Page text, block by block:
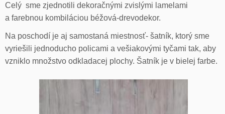
Celý sme zjednotili dekoračnými zvislými lamelami
a farebnou kombiláciou béžová-drevodekor.
Na poschodí je aj samostaná miestnosť- šatník, ktorý sme
vyriešili jednoducho policami a vešiakovými tyčami tak, aby
vzniklo množstvo odkladacej plochy. Šatník je v bielej farbe.